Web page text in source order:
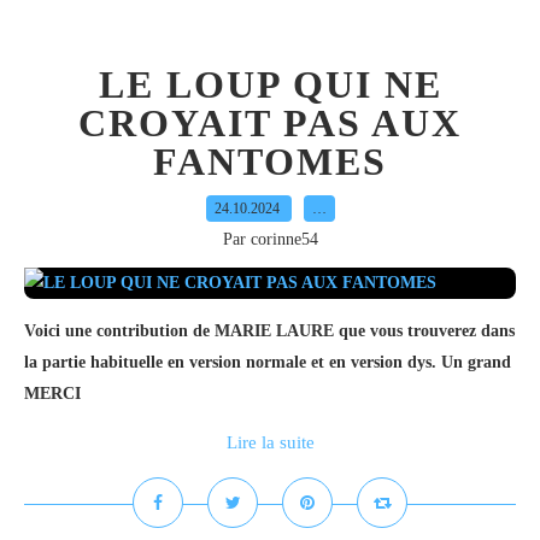
LE LOUP QUI NE
CROYAIT PAS AUX
FANTOMES
24.10.2024 …
Par corinne54
Voici une contribution de MARIE LAURE que vous trouverez dans
la partie habituelle en version normale et en version dys. Un grand
MERCI
Lire la suite